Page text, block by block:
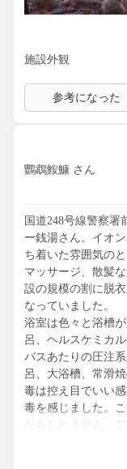
施設外観
参考になった
鸚鵡鮟鱇 さん
国道248号線警察
ー銭湯さん。イオ
ち着いた雰囲気の
マッサージ、散髪
設の規模の割に脱
なっていました。
浴室は色々と浴槽
呂、ヘルスケミカ
バスあたりの圧注
呂、大浴槽、常滑
毒は控え目でいい
毒を感じました。
かもしれません。
洗浄成分配合」と
してきます。もう